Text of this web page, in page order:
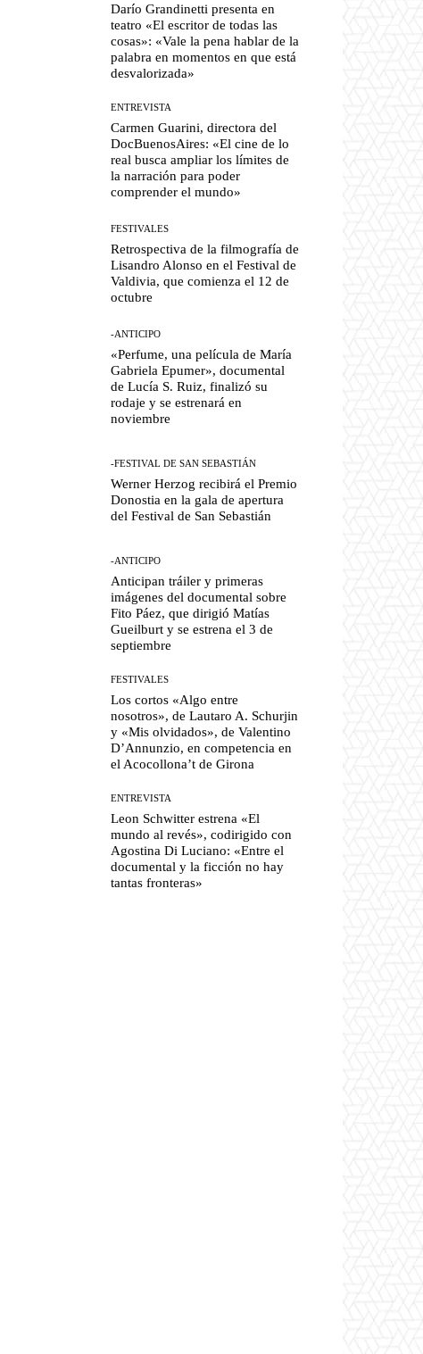
Darío Grandinetti presenta en
teatro «El escritor de todas las
cosas»: «Vale la pena hablar de la
palabra en momentos en que está
desvalorizada»
ENTREVISTA
Carmen Guarini, directora del
DocBuenosAires: «El cine de lo
real busca ampliar los límites de
la narración para poder
comprender el mundo»
FESTIVALES
Retrospectiva de la filmografía de
Lisandro Alonso en el Festival de
Valdivia, que comienza el 12 de
octubre
-ANTICIPO
«Perfume, una película de María
Gabriela Epumer», documental
de Lucía S. Ruiz, finalizó su
rodaje y se estrenará en
noviembre
-FESTIVAL DE SAN SEBASTIÁN
Werner Herzog recibirá el Premio
Donostia en la gala de apertura
del Festival de San Sebastián
-ANTICIPO
Anticipan tráiler y primeras
imágenes del documental sobre
Fito Páez, que dirigió Matías
Gueilburt y se estrena el 3 de
septiembre
FESTIVALES
Los cortos «Algo entre
nosotros», de Lautaro A. Schurjin
y «Mis olvidados», de Valentino
D’Annunzio, en competencia en
el Acocollona’t de Girona
ENTREVISTA
Leon Schwitter estrena «El
mundo al revés», codirigido con
Agostina Di Luciano: «Entre el
documental y la ficción no hay
tantas fronteras»